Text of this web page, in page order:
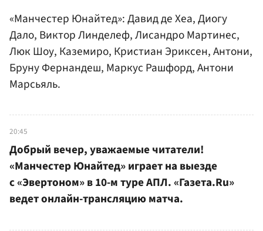
«Манчестер Юнайтед»: Давид де Хеа, Диогу
Дало, Виктор Линделеф, Лисандро Мартинес,
Люк Шоу, Каземиро, Кристиан Эриксен, Антони,
Бруну Фернандеш, Маркус Рашфорд, Антони
Марсьяль.
20:45
Добрый вечер, уважаемые читатели!
«Манчестер Юнайтед» играет на выезде
с «Эвертоном» в 10-м туре АПЛ. «Газета.Ru»
ведет онлайн-трансляцию матча.